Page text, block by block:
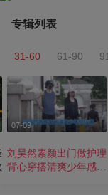
专辑列表
31-60 61-90
07-09
刘昊然素颜出门做护理
背心穿搭清爽少年感拉